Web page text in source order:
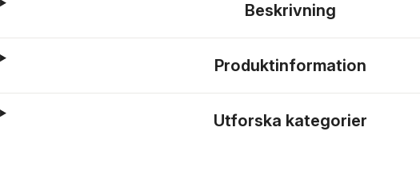
Beskrivning
Produktinformation
Utforska kategorier